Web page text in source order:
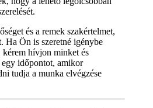
és a remek szakértelmet,
Ha Ön is szeretné igénybe
kérem hívjon minket és
egy időpontot, amikor
tudja a munka elvégzése